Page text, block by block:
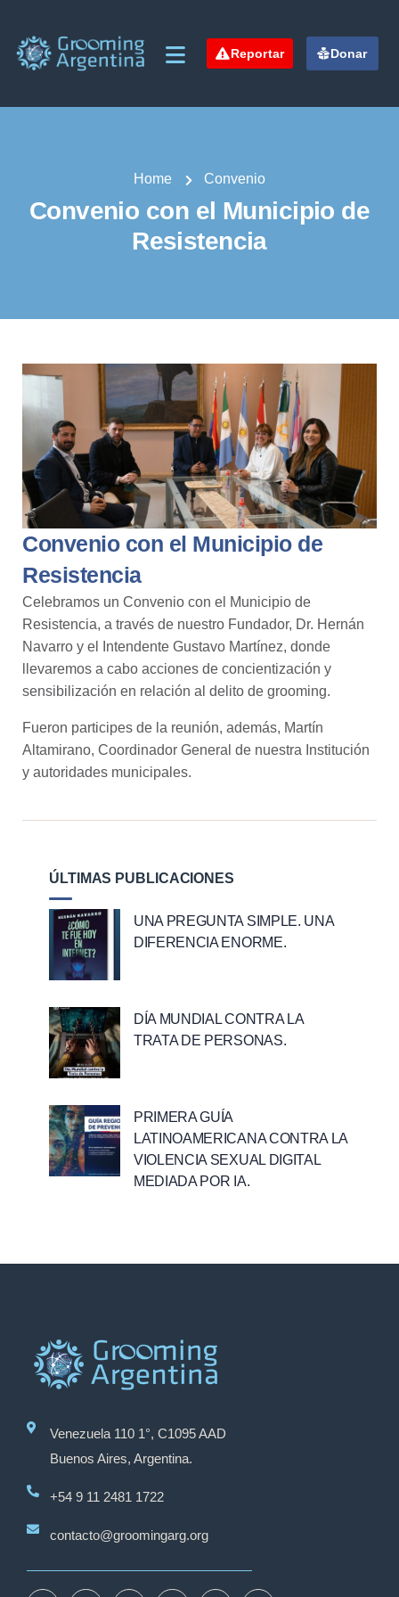
Reportar Donar
Home Convenio
Convenio con el Municipio de
Resistencia
Convenio con el Municipio de
Resistencia
Celebramos un Convenio con el Municipio de
Resistencia, a través de nuestro Fundador, Dr. Hernán
Navarro y el Intendente Gustavo Martínez, donde
llevaremos a cabo acciones de concientización y
sensibilización en relación al delito de grooming.
Fueron participes de la reunión, además, Martín
Altamirano, Coordinador General de nuestra Institución
y autoridades municipales.
ÚLTIMAS PUBLICACIONES
UNA PREGUNTA SIMPLE. UNA
DIFERENCIA ENORME.
DÍA MUNDIAL CONTRA LA
TRATA DE PERSONAS.
PRIMERA GUÍA
LATINOAMERICANA CONTRA LA
VIOLENCIA SEXUAL DIGITAL
MEDIADA POR IA.
Venezuela 110 1°, C1095 AAD
Buenos Aires, Argentina.
+54 9 11 2481 1722
contacto@groomingarg.org